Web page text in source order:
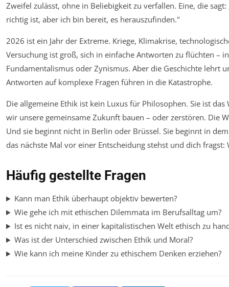
Zweifel zulässt, ohne in Beliebigkeit zu verfallen. Eine, die
richtig ist, aber ich bin bereit, es herauszufinden."
2026 ist ein Jahr der Extreme. Kriege, Klimakrise,
Versuchung ist groß, sich in einfache Antworten zu flüchten –
Fundamentalismus oder Zynismus. Aber die Geschichte lehrt
Antworten auf komplexe Fragen führen in die Katastrophe.
Die allgemeine Ethik ist kein Luxus für Philosophen. Sie ist das
wir unsere gemeinsame Zukunft bauen – oder zerstören. Die
Und sie beginnt nicht in Berlin oder Brüssel. Sie beginnt in
das nächste Mal vor einer Entscheidung stehst und dich fragst:
Häufig gestellte Fragen
Kann man Ethik überhaupt objektiv bewerten?
Wie gehe ich mit ethischen Dilemmata im Berufsalltag um?
Ist es nicht naiv, in einer kapitalistischen Welt ethisch zu
Was ist der Unterschied zwischen Ethik und Moral?
Wie kann ich meine Kinder zu ethischem Denken erziehen?